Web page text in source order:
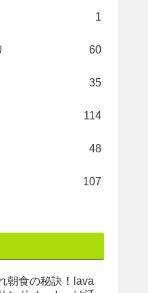
1
60
35
114
48
107
朝食の秘訣！lava